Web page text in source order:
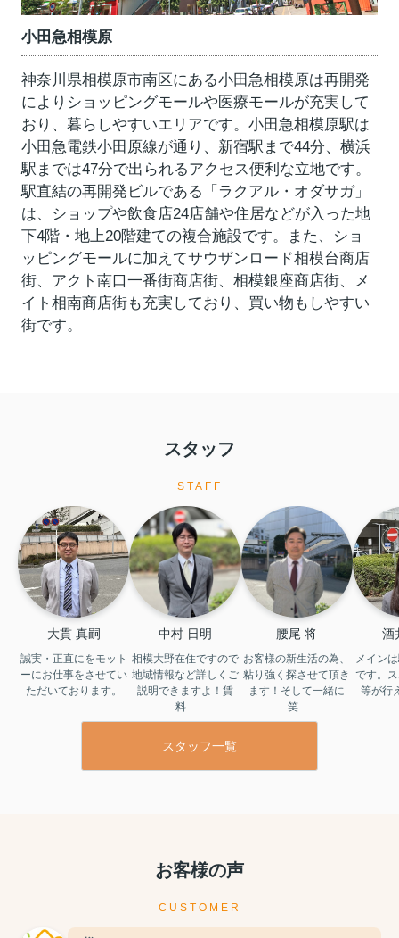
小田急相模原
神奈川県相模原市南区にある小田急相模原は再開発
によりショッピングモールや医療モールが充実して
おり、暮らしやすいエリアです。小田急相模原駅は
小田急電鉄小田原線が通り、新宿駅まで44分、横浜
駅までは47分で出られるアクセス便利な立地です。
駅直結の再開発ビルである「ラクアル・オダサガ」
は、ショップや飲食店24店舗や住居などが入った地
下4階・地上20階建ての複合施設です。また、ショ
ッピングモールに加えてサウザンロード相模台商店
街、アクト南口一番街商店街、相模銀座商店街、メ
イト相南商店街も充実しており、買い物もしやすい
街です。
スタッフ
STAFF
大貫 真嗣
誠実・正直にをモット
ーにお仕事をさせてい
ただいております。
...
中村 日明
相模大野在住ですので
地域情報など詳しくご
説明できますよ！賃
料...
腰尾 将
お客様の新生活の為、
粘り強く探させて頂き
ます！そして一緒に
笑...
酒
メイン
です。
等が行
スタッフ一覧
お客様の声
CUSTOMER